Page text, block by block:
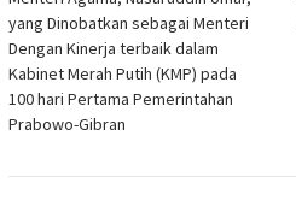
yang Dinobatkan sebagai Menteri
Dengan Kinerja terbaik dalam
Kabinet Merah Putih (KMP) pada
100 hari Pertama Pemerintahan
Prabowo-Gibran